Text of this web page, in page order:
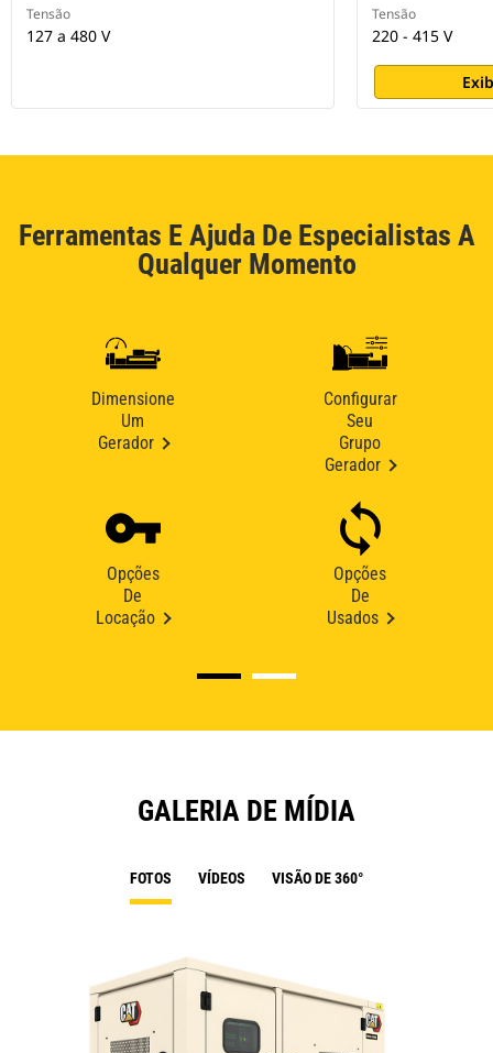
Tensão
127 a 480 V
Tensão
220 - 415 V
Ferramentas E Ajuda De Especialistas A
Qualquer Momento
Dimensione
Um
Gerador
Configurar
Seu
Grupo
Gerador
Opções
De
Locação
Opções
De
Usados
GALERIA DE MÍDIA
FOTOS VÍDEOS VISÃO DE 360°